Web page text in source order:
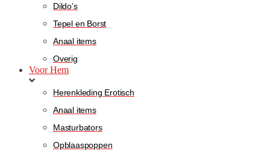
Dildo’s
Tepel en Borst
Anaal items
Overig
Voor Hem
Herenkleding Erotisch
Anaal items
Masturbators
Opblaaspoppen